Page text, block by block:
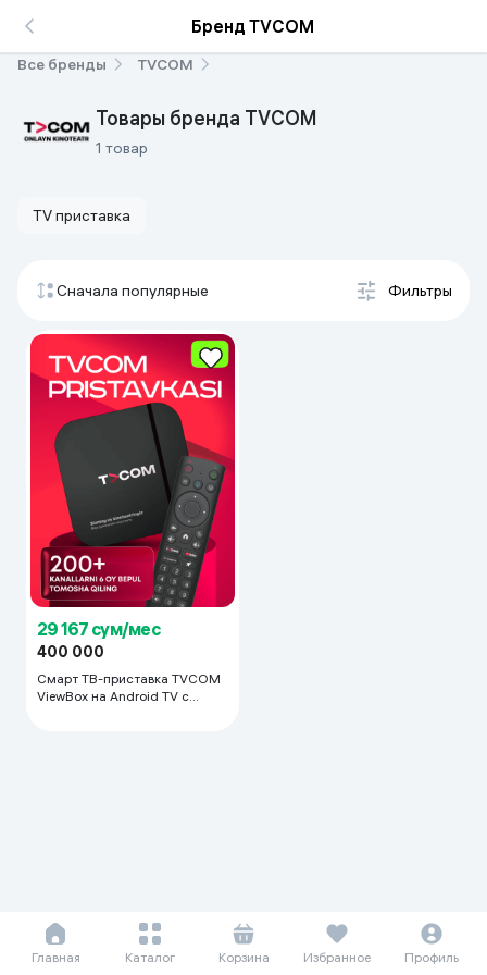
Бренд TVCOM
Все бренды TVCOM
Товары бренда TVCOM
1 товар
TV приставка
Сначала популярные Фильтры
29 167 сум/мес
400 000
Смарт ТВ-приставка TVCOM
ViewBox на Android TV с
Главная Каталог Корзина Избранное Профиль